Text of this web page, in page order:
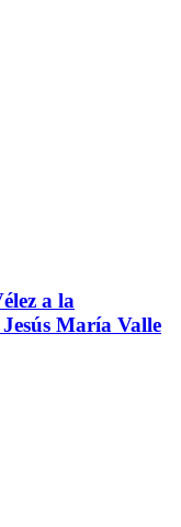
a la
María Valle